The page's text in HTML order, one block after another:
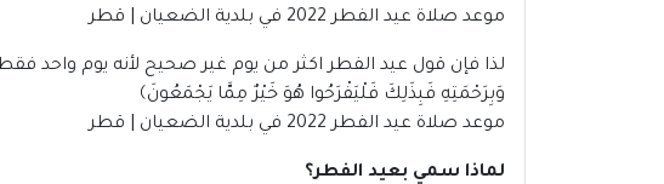
موعد صلاة عيد الفطر 2022 في بلدية الضعيان | قطر
لذا فإن قول عيد الفطر اكثر من يوم غير صحيح لأنه يوم واحد
وَبِرَحْمَتِهِ فَبِذَلِكَ فَلْيَفْرَحُوا هُوَ خَيْرٌ مِمَّا يَجْمَعُونَ﴾
موعد صلاة عيد الفطر 2022 في بلدية الضعيان | قطر
لماذا سمي بعيد الفطر؟